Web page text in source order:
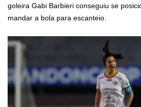
goleira Gabi Barbieri conseguiu se
mandar a bola para escanteio.